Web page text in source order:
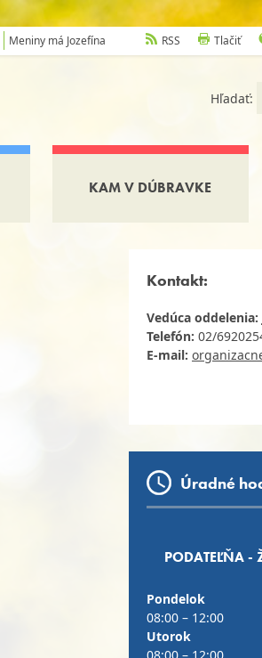
Meniny má Jozefína RSS Tlačiť
Hľadať:
KAM V DÚBRAVKE
Kontakt:
Vedúca
Telefón: 02/
E-mail:
Úradné
PODATEĽŇA -
Pondelok
08:00 – 12:00
Utorok